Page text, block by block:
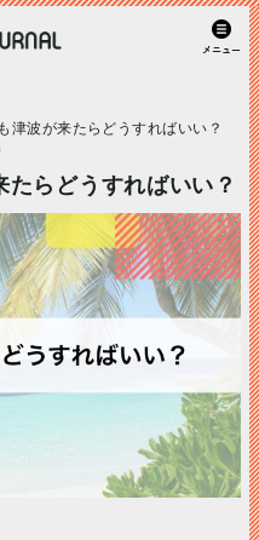
津波が来たらどうすればいい？
らどうすればいい？